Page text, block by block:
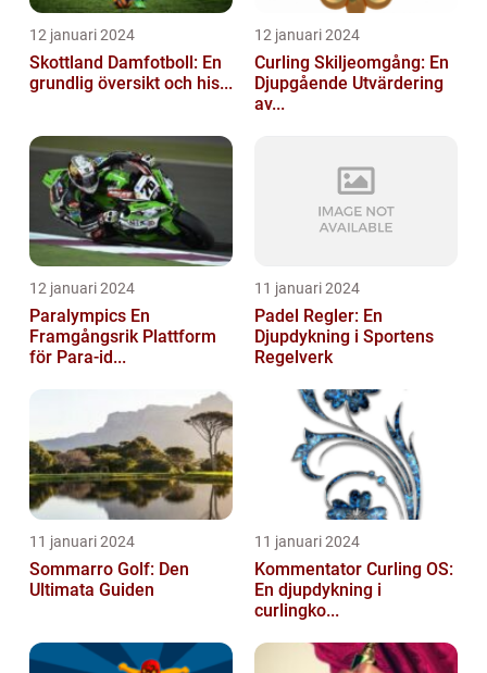
12 januari 2024
Skottland Damfotboll: En
grundlig översikt och his...
12 januari 2024
Curling Skiljeomgång: En
Djupgående Utvärdering
av...
12 januari 2024
Paralympics En
Framgångsrik Plattform
för Para-id...
11 januari 2024
Padel Regler: En
Djupdykning i Sportens
Regelverk
11 januari 2024
Sommarro Golf: Den
Ultimata Guiden
11 januari 2024
Kommentator Curling OS:
En djupdykning i
curlingko...